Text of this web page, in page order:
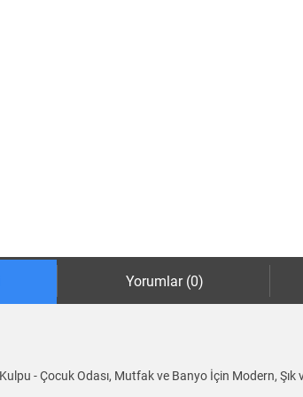
Yorumlar (0)
- Çocuk Odası, Mutfak ve Banyo İçin Modern, Şık